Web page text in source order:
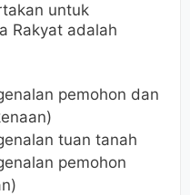
untuk
Rakyat adalah
pemohon dan
tuan tanah
pemohon